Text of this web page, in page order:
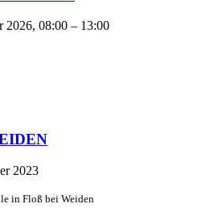
2026, 08:00 – 13:00
2023
in Floß bei Weiden